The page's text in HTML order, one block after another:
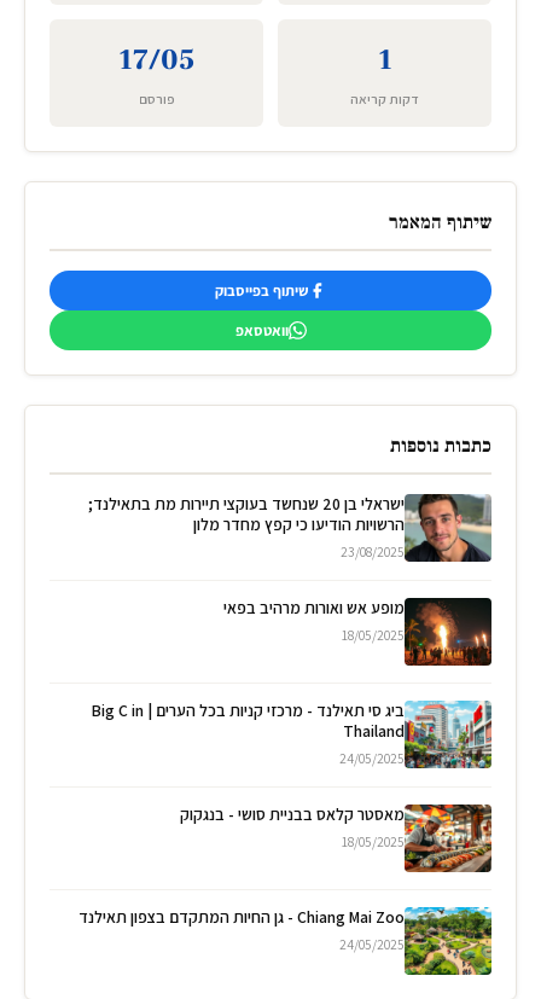
1
דקות קריאה
17/05
פורסם
שיתוף המאמר
שיתוף בפייסבוק
וואטסאפ
כתבות נוספות
ישראלי בן 20 שנחשד בעוקצי תיירות מת בתאילנד;
הרשויות הודיעו כי קפץ מחדר מלון
23/08/2025
מופע אש ואורות מרהיב בפאי
18/05/2025
ביג סי תאילנד - מרכזי קניות בכל הערים | Big C in
Thailand
24/05/2025
מאסטר קלאס בבניית סושי - בנגקוק
18/05/2025
Chiang Mai Zoo - גן החיות המתקדם בצפון תאילנד
24/05/2025